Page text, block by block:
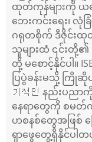
ထုတ်ကုန်များကို ယ
ဘေးကင်းရေး၊ လုံ
ဂရုတစိုက် ဒီဇိုင်းထု
သူများထံ ၎င်းတို့၏
တို့ မစောင့်နိုင်ပါ။
ပြပွဲခန်းမသို့ ကြိုဆို
기적인 နည်းပည
နေရာတွေကို စမတ်
ဟစနစ်တွေအဖြစ်
ရှာဖွေတွေ့ရှိနိုင်ပါ